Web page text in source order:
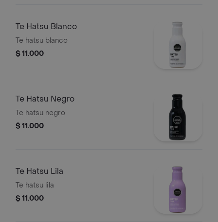
Te Hatsu Blanco
Te hatsu blanco
$ 11.000
Te Hatsu Negro
Te hatsu negro
$ 11.000
Te Hatsu Lila
Te hatsu lila
$ 11.000